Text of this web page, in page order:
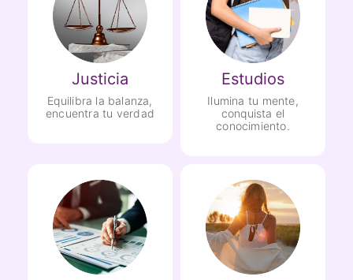
Justicia
Equilibra la balanza,
encuentra tu verdad
Estudios
Ilumina tu mente,
conquista el
conocimiento.